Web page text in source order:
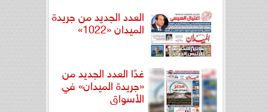
العدد الجديد من جريدة
الميدان «1022»
غدًا العدد الجديد من
«جريدة الميدان» في
الأسواق